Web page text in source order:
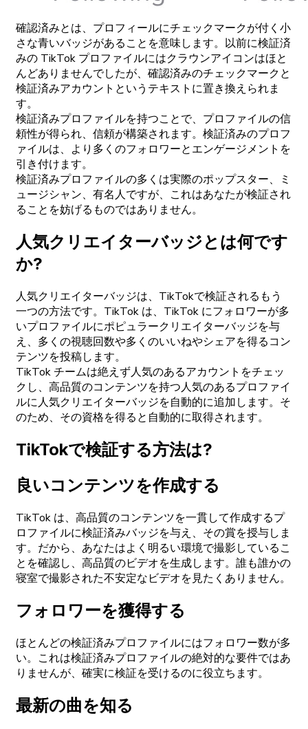
確認済みとは、プロフィールにチェックマークが付く小
さな青いバッジがあることを意味します。以前に検証済
みの TikTok プロファイルにはクラウンアイコンはほと
んどありませんでしたが、確認済みのチェックマークと
検証済みアカウントというテキストに置き換えられま
す。
検証済みプロファイルを持つことで、プロファイルの信
頼性が得られ、信頼が構築されます。検証済みのプロフ
ァイルは、より多くのフォロワーとエンゲージメントを
引き付けます。
検証済みプロファイルの多くは実際のポップスター、ミ
ュージシャン、有名人ですが、これはあなたが検証され
ることを妨げるものではありません。
人気クリエイターバッジとは何です
か?
人気クリエイターバッジは、TikTokで検証されるもう
一つの方法です。TikTok は、TikTok にフォロワーが多
いプロファイルにポピュラークリエイターバッジを与
え、多くの視聴回数や多くのいいねやシェアを得るコン
テンツを投稿します。
TikTok チームは絶えず人気のあるアカウントをチェッ
クし、高品質のコンテンツを持つ人気のあるプロファイ
ルに人気クリエイターバッジを自動的に追加します。そ
のため、その資格を得ると自動的に取得されます。
TikTokで検証する方法は?
良いコンテンツを作成する
TikTok は、高品質のコンテンツを一貫して作成するプ
ロファイルに検証済みバッジを与え、その賞を授与しま
す。だから、あなたはよく明るい環境で撮影しているこ
とを確認し、高品質のビデオを生成します。誰も誰かの
寝室で撮影された不安定なビデオを見たくありません。
フォロワーを獲得する
ほとんどの検証済みプロファイルにはフォロワー数が多
い。これは検証済みプロファイルの絶対的な要件ではあ
りませんが、確実に検証を受けるのに役立ちます。
最新の曲を知る